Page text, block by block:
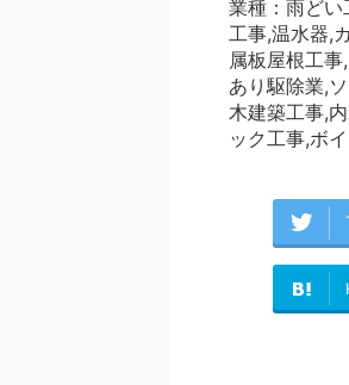
業種：雨どい
工事,温水器,
属板屋根工
あり駆除業,
木建築工事,
ック工事,ボ